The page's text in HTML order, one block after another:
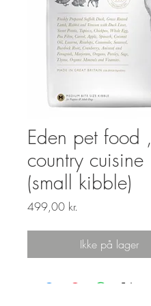
Eden pet food ,
country cuisine
(small kibble)
499,00 kr.
Ikke på lager